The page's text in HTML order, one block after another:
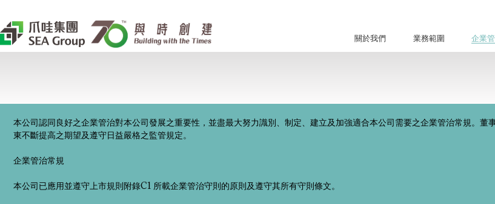
關於我們 業務範圍 企業
本公司認同良好之企業管治對本公司發展之重要性，並盡最大努力識別、制定、建立及加強適合本公司需要之企業管治常規。
東不斷提高之期望及遵守日益嚴格之監管規定。
企業管治常規
本公司已應用並遵守上市規則附錄C1 所載企業管治守則的原則及遵守其所有守則條文。